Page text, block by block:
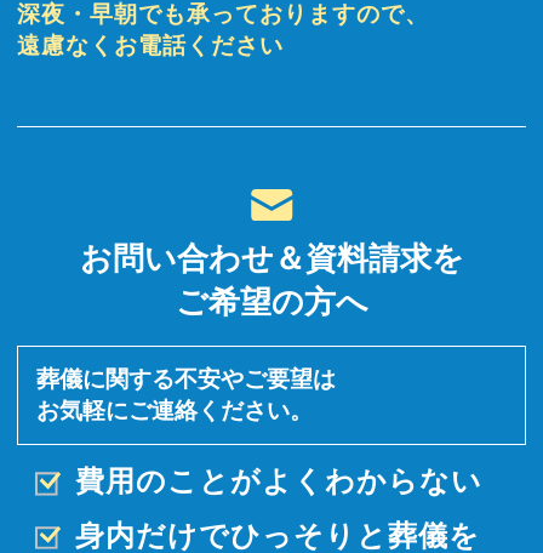
深夜・早朝でも承っておりますので、
遠慮なくお電話ください
お問い合わせ＆資料請求を
ご希望の方へ
葬儀に関する不安やご要望は
お気軽にご連絡ください。
費用のことがよくわからない
身内だけでひっそりと 葬儀を